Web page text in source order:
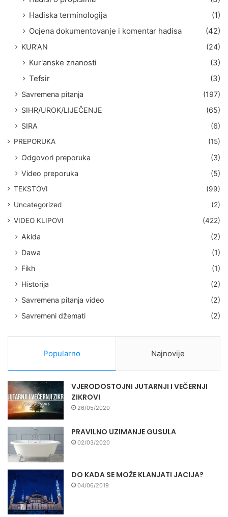
Hadiska terminologija
(1)
Ocjena dokumentovanje i komentar hadisa
(42)
KUR'AN (24)
Kur'anske znanosti
(3)
Tefsir
(3)
Savremena pitanja
(197)
SIHR/UROK/LIJEČENJE
(65)
SIRA
(6)
PREPORUKA (15)
Odgovori preporuka
(3)
Video preporuka
(5)
TEKSTOVI
(99)
Uncategorized
(2)
VIDEO KLIPOVI
(422)
Akida
(2)
Dawa
(1)
Fikh
(1)
Historija
(2)
Savremena pitanja video
(2)
Savremeni džemati
(2)
Popularno Najnovije
VJERODOSTOJNI JUTARNJI I VEČERNJI
ZIKROVI
26/05/2020
PRAVILNO UZIMANJE GUSULA
02/03/2020
DO KADA SE MOŽE KLANJATI JACIJA?
04/06/2019